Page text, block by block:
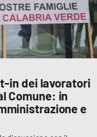
in dei lavoratori
Comune: in
e